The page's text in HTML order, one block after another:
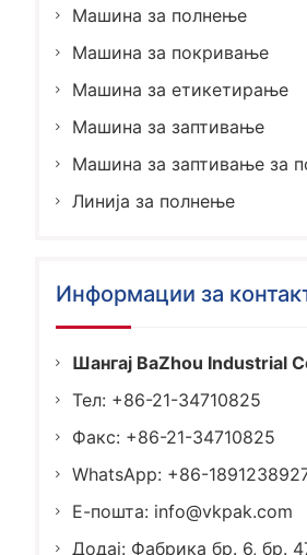
Машина за полнење
Машина за покривање
Машина за етикетирање
Машина за заптивање
Машина за заптивање за
Линија за полнење
Информации за
Шангај BaZhou Industrial
Тел: +86-21-34710825
Факс: +86-21-34710825
WhatsApp: +86-
Е-пошта: info@vkpak.com
Додај: Фабрика бр. 6, бр.